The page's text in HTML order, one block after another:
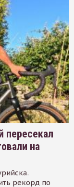
пересекал
на
рекорд по